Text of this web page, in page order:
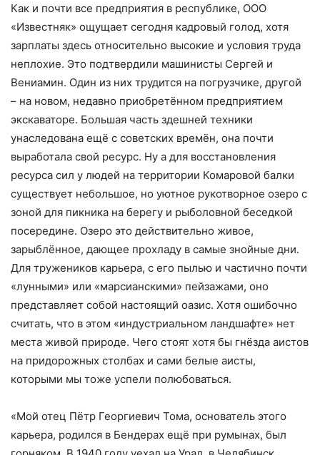
Как и почти все предприятия в республике, ООО
«Известняк» ощущает сегодня кадровый голод, хотя
зарплаты здесь относительно высокие и условия труда
неплохие. Это подтвердили машинисты Сергей и
Вениамин. Один из них трудится на погрузчике, другой
– на новом, недавно приобретённом предприятием
экскаваторе. Большая часть здешней техники
унаследована ещё с советских времён, она почти
выработала свой ресурс. Ну а для восстановления
ресурса сил у людей на территории Комаровой балки
существует небольшое, но уютное рукотворное озеро с
зоной для пикника на берегу и рыболовной беседкой
посередине. Озеро это действительно живое,
зарыблённое, дающее прохладу в самые знойные дни.
Для тружеников карьера, с его пылью и частично почти
«лунными» или «марсианскими» пейзажами, оно
представляет собой настоящий оазис. Хотя ошибочно
считать, что в этом «индустриальном ландшафте» нет
места живой природе. Чего стоят хотя бы гнёзда аистов
на придорожных столбах и сами белые аисты,
которыми мы тоже успели полюбоваться.
«Мой отец Пётр Георгиевич Тома, основатель этого
карьера, родился в Бендерах ещё при румынах, был